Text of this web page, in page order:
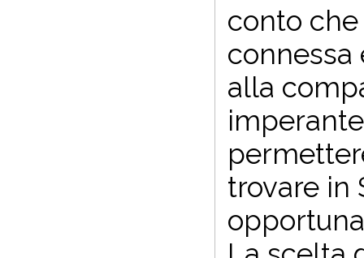
conto
connessa
alla
trovare in